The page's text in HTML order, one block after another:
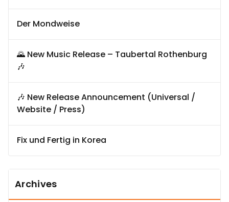
Der Mondweise
🌄 New Music Release – Taubertal Rothenburg
🎶
🎶 New Release Announcement (Universal /
Website / Press)
Fix und Fertig in Korea
Archives